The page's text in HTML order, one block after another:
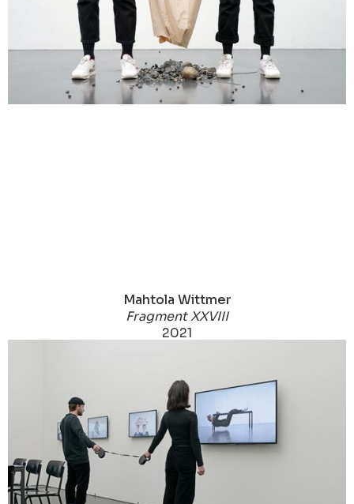
Mahtola Wittmer
Fragment XXVIII
2021